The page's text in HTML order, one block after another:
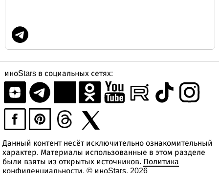
иноStars в социальных сетях:
Данный контент несёт исключительно ознакомительный
характер. Материалы использованные в этом разделе
были взяты из открытых источников. Политика
конфиденциальности. © иноStars, 2026